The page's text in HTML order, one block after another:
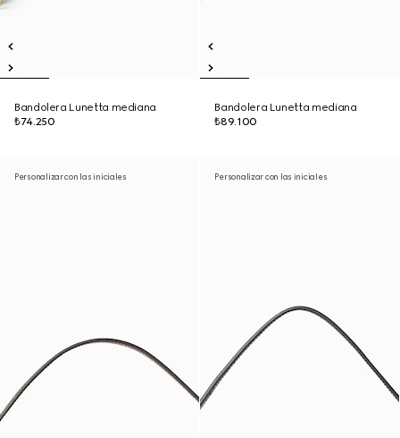
Bandolera Lunetta mediana
₺74.250
Bandolera Lunetta mediana
₺89.100
Personalizar con las iniciales Personalizar con las iniciales